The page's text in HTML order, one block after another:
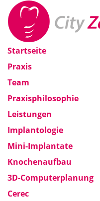
Startseite
Praxis
Team
Praxisphilosophie
Leistungen
Implantologie
Mini-Implantate
Knochenaufbau
3D-Computerplanung
Cerec